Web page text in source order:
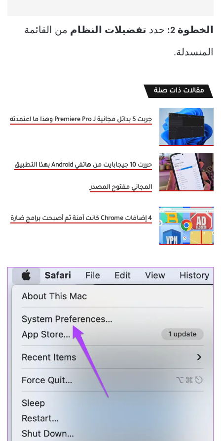
الخطوة 2: حدد تفضيلات النظام من القائمة
المنسدلة.
مقالات ذات صلة
جربت 5 بدائل مجانية لـ Premiere Pro وهذا ما اعتمدته
حررت 10 جيجابايت من هاتفي Android بهذا التطبيق
المجاني مفتوح المصدر
4 إضافات Chrome كانت آمنة ثم أصبحت برامج ضارة